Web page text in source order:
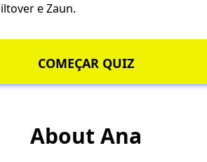
e Zaun.
COMEÇAR QUIZ
About Ana